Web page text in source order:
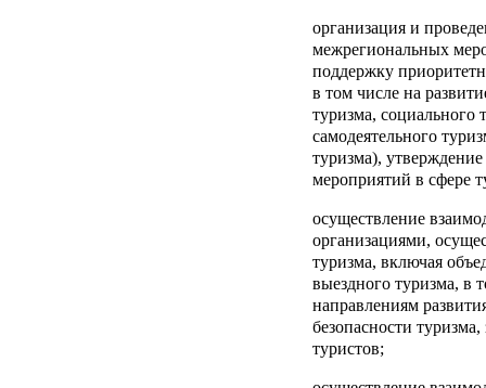
организация и
межрегиональных
поддержку
в том числе на
туризма, социального
самодеятельного
туризма),
мероприятий в сфере
осуществление
организациями,
туризма, включая
выездного туризма, в
направлениям
безопасности
туристов;